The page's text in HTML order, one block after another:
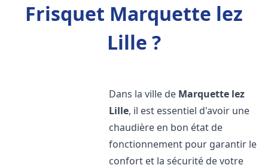
Frisquet Marquette lez
Lille ?
Dans la ville de Marquette lez
Lille, il est essentiel d'avoir une
chaudière en bon état de
fonctionnement pour garantir le
confort et la sécurité de votre